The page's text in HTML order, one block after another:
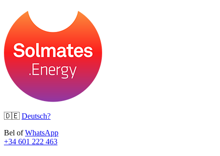
🇩🇪 Deutsch?
Bel ofWhatsApp
+34 601 222 463